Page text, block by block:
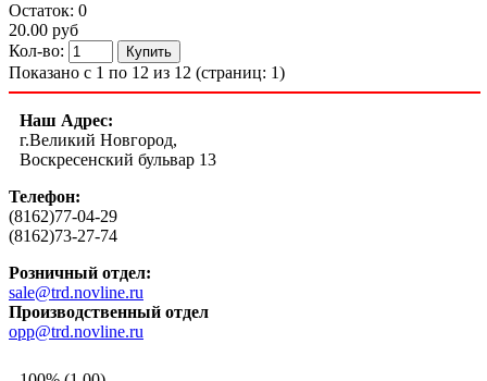
Остаток: 0
20.00 руб
Кол-во:
Показано с 1 по 12 из 12 (страниц: 1)
Наш Адрес:
г.Великий Новгород,
Воскресенский бульвар 13
Телефон:
(8162)77-04-29
(8162)73-27-74
Розничный отдел:
sale@trd.novline.ru
Производственный отдел
opp@trd.novline.ru